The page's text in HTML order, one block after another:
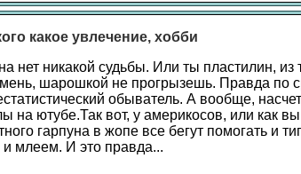
какое увлечение, хобби
нет никакой судьбы. Или ты пластилин, из
шарошкой не прогрызешь. Правда по
обыватель. А вообще,
на ютубе.Так вот, у америкосов, или как
гарпуна в жопе все бегут помогать и
млеем. И это правда...